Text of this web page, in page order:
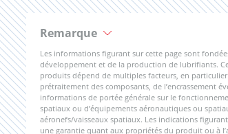
Remarque
Les informations figurant sur cette page sont
développement et de la production de lubrifiants.
produits dépend de multiples facteurs, en
prétraitement des composants, de l’encrassement
informations de portée générale sur le
spatiaux ou d’équipements aéronautiques ou
aéronefs/vaisseaux spatiaux. Les indications
une garantie quant aux propriétés du produit ou à